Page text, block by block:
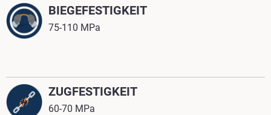
BIEGEFESTIGKEIT
75-110 MPa
ZUGFESTIGKEIT
60-70 MPa